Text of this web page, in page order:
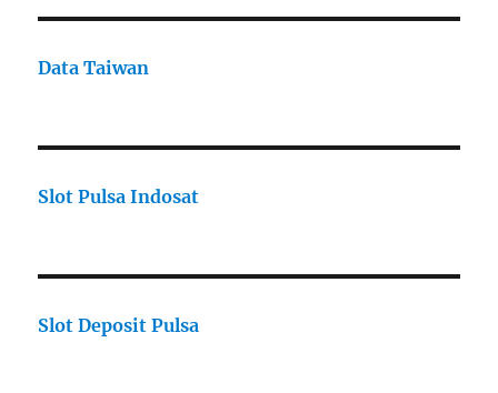
Data Taiwan
Slot Pulsa Indosat
Slot Deposit Pulsa